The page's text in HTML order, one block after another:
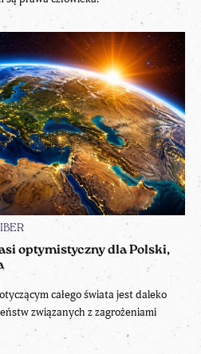
optymistyczny dla Polski,
całego świata jest daleko
związanych z zagrożeniami